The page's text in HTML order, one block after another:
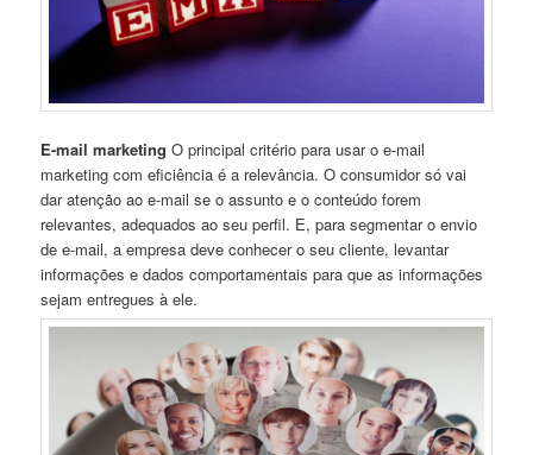
E-mail marketing O principal critério para usar o e-mail
marketing com eficiência é a relevância. O consumidor só vai
dar atenção ao e-mail se o assunto e o conteúdo forem
relevantes, adequados ao seu perfil. E, para segmentar o envio
de e-mail, a empresa deve conhecer o seu cliente, levantar
informações e dados comportamentais para que as informações
sejam entregues à ele.